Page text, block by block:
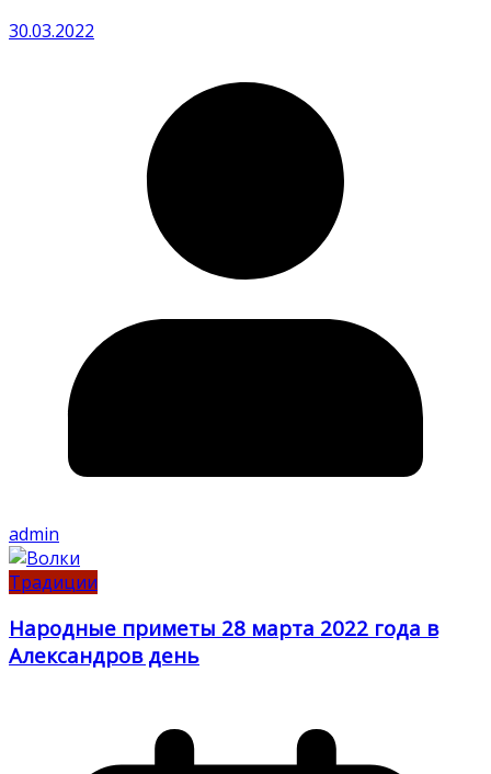
30.03.2022
admin
Традиции
Народные приметы 28 марта 2022 года в
Александров день